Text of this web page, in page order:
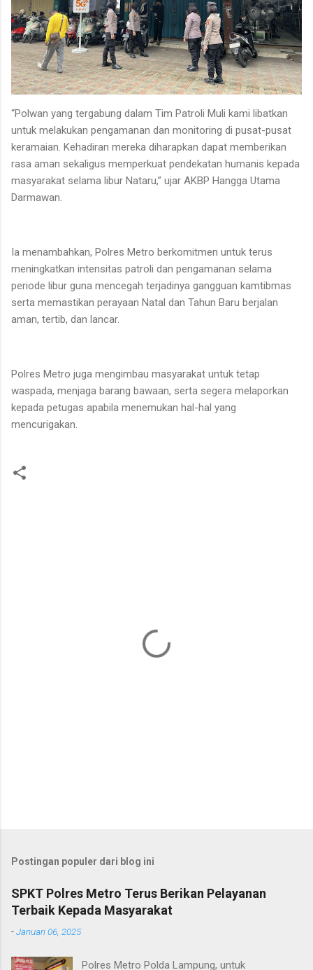
“Polwan yang tergabung dalam Tim Patroli Muli kami libatkan
untuk melakukan pengamanan dan monitoring di pusat-pusat
keramaian. Kehadiran mereka diharapkan dapat memberikan
rasa aman sekaligus memperkuat pendekatan humanis kepada
masyarakat selama libur Nataru,” ujar AKBP Hangga Utama
Darmawan.
Ia menambahkan, Polres Metro berkomitmen untuk terus
meningkatkan intensitas patroli dan pengamanan selama
periode libur guna mencegah terjadinya gangguan kamtibmas
serta memastikan perayaan Natal dan Tahun Baru berjalan
aman, tertib, dan lancar.
Polres Metro juga mengimbau masyarakat untuk tetap
waspada, menjaga barang bawaan, serta segera melaporkan
kepada petugas apabila menemukan hal-hal yang
mencurigakan.
Postingan populer dari blog ini
SPKT Polres Metro Terus Berikan Pelayanan
Terbaik Kepada Masyarakat
-Januari 06, 2025
Polres Metro Polda Lampung, untuk